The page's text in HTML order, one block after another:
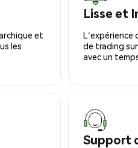
et
les
Lisse et
L'expérience
de trading
avec un
Support